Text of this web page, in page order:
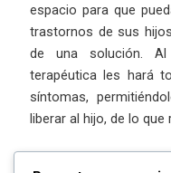
espacio para que
trastornos de sus
de una solución. Al
terapéutica les hará
síntomas,
liberar al hijo, de lo